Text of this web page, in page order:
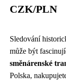
CZK/PLN
Sledování
může být
směnárenské
Polska,